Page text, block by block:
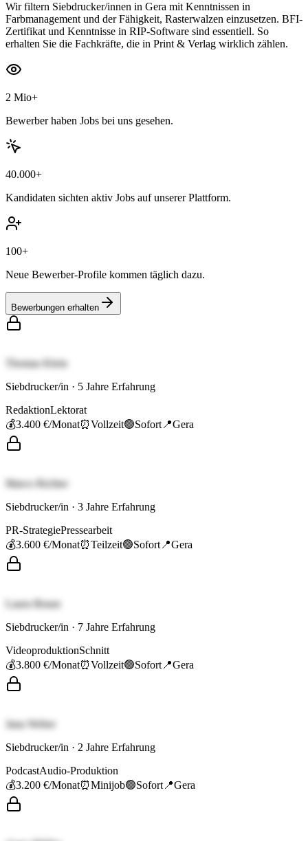
Wir filtern Siebdrucker/innen in Gera mit Kenntnissen in
Farbmanagement und der Fähigkeit, Rasterwalzen einzusetzen. BFI-
Zertifikat und Kenntnisse in RIP-Software sind essentiell. So
erhalten Sie die Fachkräfte, die in Print & Verlag wirklich zählen.
2 Mio+
Bewerber haben Jobs bei uns gesehen.
40.000+
Kandidaten sichten aktiv Jobs auf unserer Plattform.
100+
Neue Bewerber-Profile kommen täglich dazu.
Bewerbungen erhalten
Thomas Klein
Siebdrucker/in · 5 Jahre Erfahrung
RedaktionLektorat
💰3.400 €/Monat⏰Vollzeit🟢Sofort 📍Gera
Marco Richter
Siebdrucker/in · 3 Jahre Erfahrung
PR-StrategiePressearbeit
💰3.600 €/Monat⏰Teilzeit🟢Sofort 📍Gera
Laura Braun
Siebdrucker/in · 7 Jahre Erfahrung
VideoproduktionSchnitt
💰3.800 €/Monat⏰Vollzeit🟢Sofort 📍Gera
Jana Weber
Siebdrucker/in · 2 Jahre Erfahrung
PodcastAudio-Produktion
💰3.200 €/Monat⏰Minijob🟢Sofort 📍Gera